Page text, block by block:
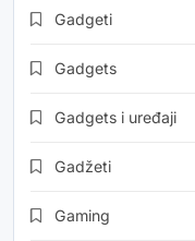
Gadgeti
Gadgets
Gadgets i uređaji
Gadžeti
Gaming